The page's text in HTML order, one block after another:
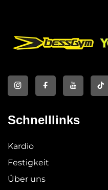
Schnelllinks
Kardio
Festigkeit
Über uns